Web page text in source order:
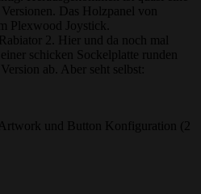
Das Holzpanel von
Plexwood Joystick.
2. Hier und da noch mal
schicken Sockelplatte runden
ab. Aber seht selbst:
und Button Konfiguration (2